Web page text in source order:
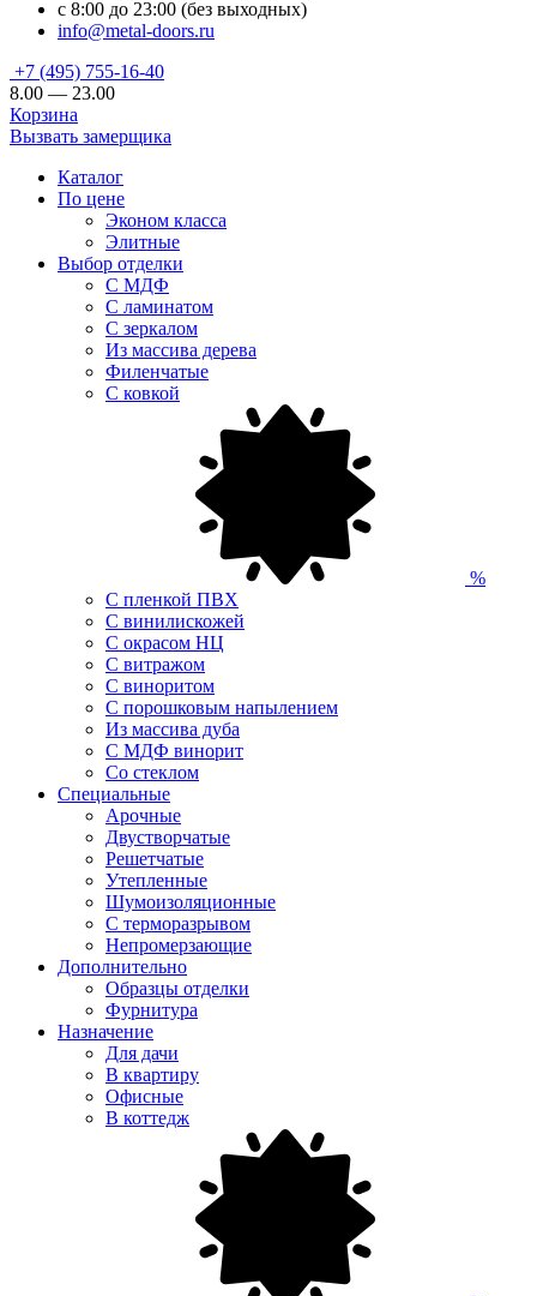
с 8:00 до 23:00 (без выходных)
info@metal-doors.ru
+7 (495) 755-16-40
8.00 — 23.00
Корзина
Вызвать замерщика
Каталог
По цене
Эконом класса
Элитные
Выбор отделки
С МДФ
С ламинатом
С зеркалом
Из массива дерева
Филенчатые
С ковкой
%
С пленкой ПВХ
С винилискожей
С окрасом НЦ
С витражом
С виноритом
С порошковым напылением
Из массива дуба
С МДФ винорит
Со стеклом
Специальные
Арочные
Двустворчатые
Решетчатые
Утепленные
Шумоизоляционные
С терморазрывом
Непромерзающие
Дополнительно
Образцы отделки
Фурнитура
Назначение
Для дачи
В квартиру
Офисные
В коттедж